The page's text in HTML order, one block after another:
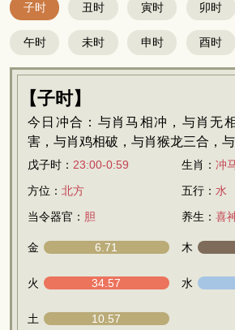
子时 丑时 寅时 卯时
午时 未时 申时 酉时
【子时】
今日冲合：与肖马相冲，与肖无
害，与肖鸡相破，与肖猴龙三合，
戊子时： 23:00-0:59 生肖： 冲
方位： 北方 五行： 水
当令器官： 胆 养生： 喜
金 6.71 木
火 34.57 水
土 10.57